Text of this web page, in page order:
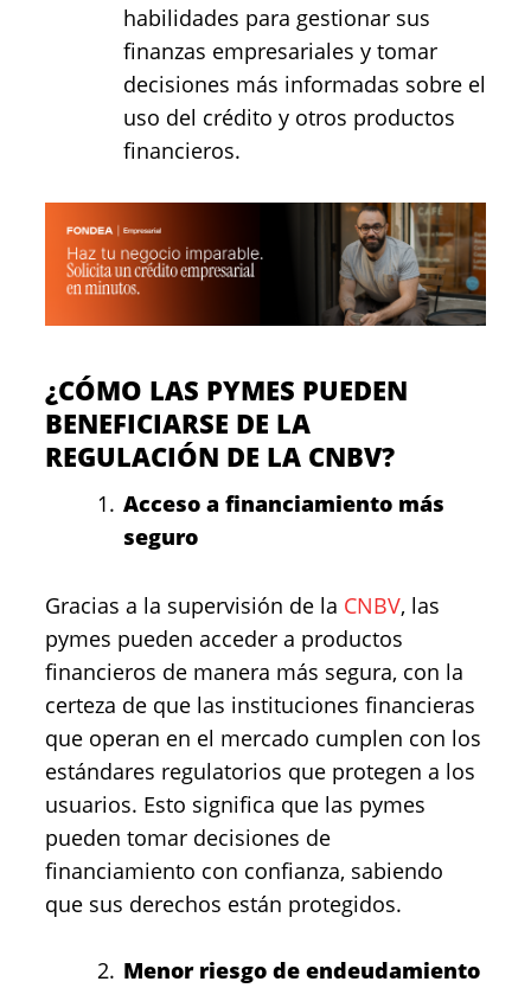
habilidades para gestionar sus
finanzas empresariales y tomar
decisiones más informadas sobre el
uso del crédito y otros productos
financieros.
¿CÓMO LAS PYMES PUEDEN
BENEFICIARSE DE LA
REGULACIÓN DE LA CNBV?
Acceso a financiamiento más
seguro
Gracias a la supervisión de la CNBV, las
pymes pueden acceder a productos
financieros de manera más segura, con la
certeza de que las instituciones financieras
que operan en el mercado cumplen con los
estándares regulatorios que protegen a los
usuarios. Esto significa que las pymes
pueden tomar decisiones de
financiamiento con confianza, sabiendo
que sus derechos están protegidos.
Menor riesgo de endeudamiento